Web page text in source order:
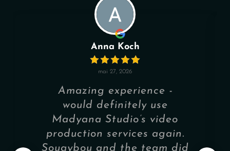
Anna Koch
mai 27, 2026
Amazing experience -
would definitely use
Madyana Studio’s video
production services again.
Souaybou and the team did